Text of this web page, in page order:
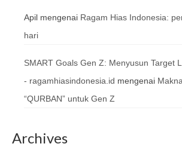
Apil mengenai Ragam Hias Indonesia:
hari
SMART Goals Gen Z: Menyusun Target
- ragamhiasindonesia.id mengenai
“QURBAN” untuk Gen Z
Archives